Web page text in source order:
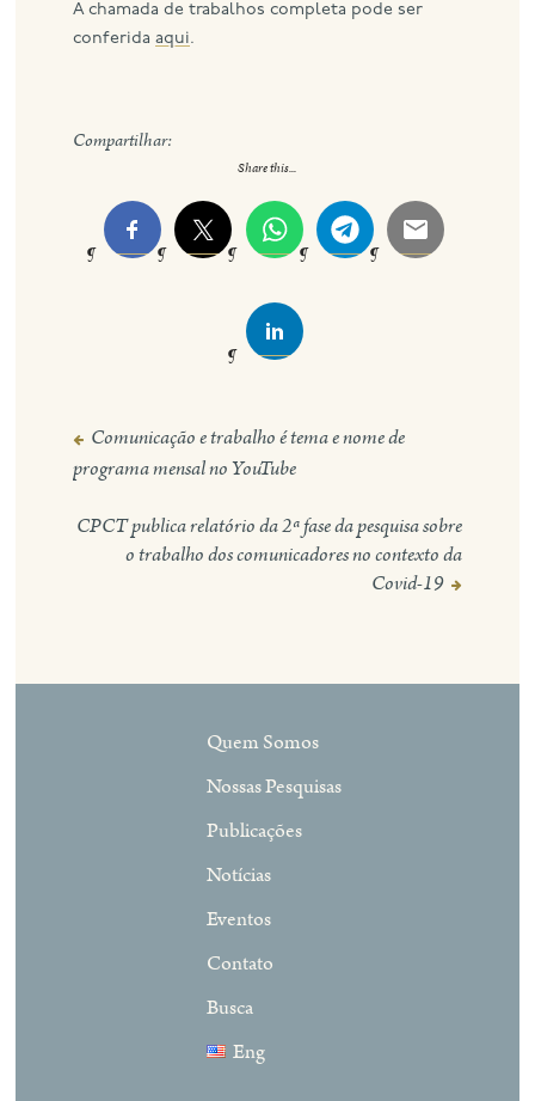
A chamada de trabalhos completa pode ser
conferidaaqui.
Compartilhar:
Share this...
Navegação
de
Post
Comunicação e trabalho é tema e nome de
programa mensal no YouTube
CPCT publica relatório da 2ª fase da pesquisa sobre
o trabalho dos comunicadores no contexto da
Covid-19
Quem Somos
Nossas Pesquisas
Publicações
Notícias
Eventos
Contato
Busca
Eng